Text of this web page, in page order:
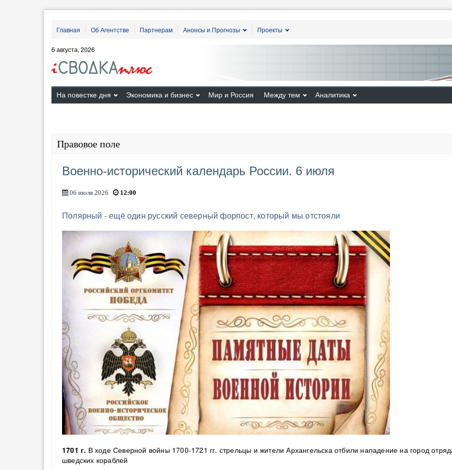
Главная Об Агентстве Партнерам Анонсы и Прогнозы Проекты
6 августа, 2026
На повестке дня Экономика и бизнес Мир и Россия Между тем Аналитика
Правовое поле
Военно-исторический календарь России. 6 июля
06 июля 2026 12:00
Полярный - ещё один русский северный форпост, который мы отстояли
1701 г. В ходе Северной войны 1700-1721 гг. стрельцы и жители Архангельска отбили нападение на город
шведских кораблей